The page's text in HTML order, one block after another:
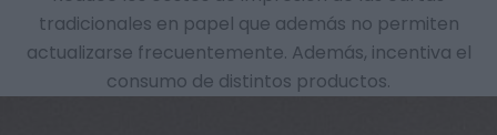
tradicionales en papel que además no permiten
actualizarse frecuentemente. Además, incentiva el
consumo de distintos productos.